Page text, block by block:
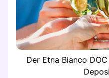
Der Etna Bianco